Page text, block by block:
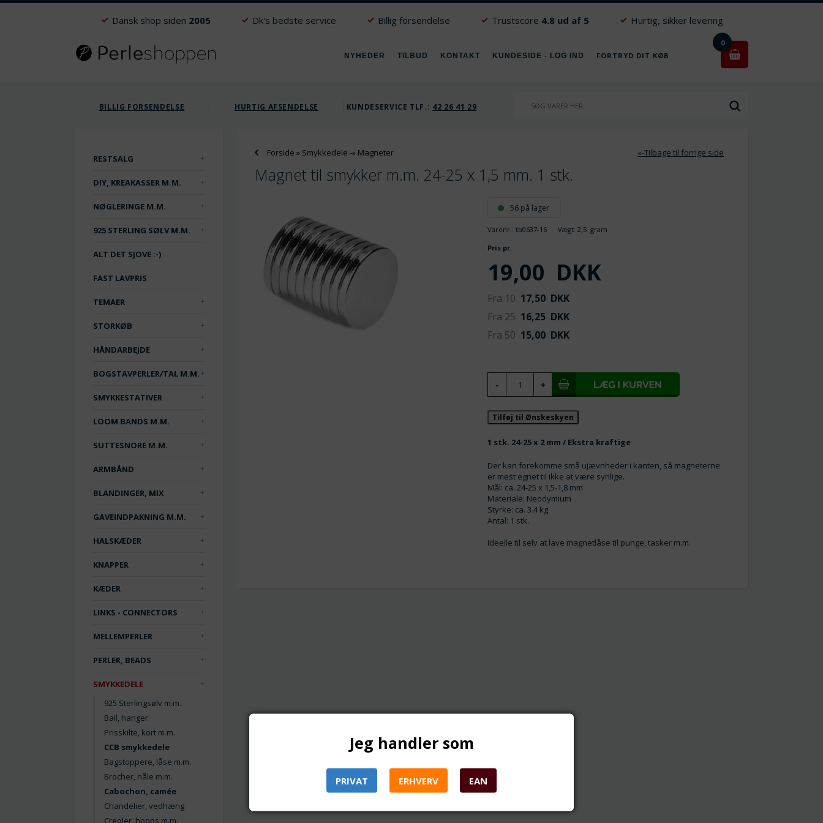
Dansk shop siden 2005 Dk's bedste service Billig forsendelse Trustscore 4.8 ud af 5 Hurtig, sikker levering
NYHEDER TILBUD KONTAKT KUNDESIDE - LOG IND FORTRYD DIT KØB
0
BILLIG FORSENDELSE HURTIG AFSENDELSE KUNDESERVICE TLF.: 42 26 41 29
RESTSALG
DIY, KREAKASSER M.M.
NØGLERINGE M.M.
925 STERLING SØLV M.M.
ALT DET SJOVE :-)
FAST LAVPRIS
TEMAER
STORKØB
HÅNDARBEJDE
BOGSTAVPERLER/TAL M.M.
SMYKKESTATIVER
LOOM BANDS M.M.
SUTTESNORE M.M.
ARMBÅND
BLANDINGER, MIX
GAVEINDPAKNING M.M.
HALSKÆDER
KNAPPER
KÆDER
LINKS - CONNECTORS
MELLEMPERLER
PERLER, BEADS
SMYKKEDELE
925 Sterlingsølv m.m.
Bail, hanger
Prisskilte, kort m.m.
CCB smykkedele
Bagstoppere, låse m.m.
Brocher, nåle m.m.
Cabochon, camée
Chandelier, vedhæng
Creoler, hoops m.m.
Forside » Smykkedele -» Magneter «-Tilbage til forrige side
Magnet til smykker m.m. 24-25 x 1,5 mm. 1 stk.
56 på lager
Varenr.:tb0637-16 Vægt:2,5 gram
Pris pr.
19,00 DKK
Fra 10 17,50 DKK
Fra 25 16,25 DKK
Fra 50 15,00 DKK
Tilføj til Ønskeskyen
1 stk. 24-25 x 2 mm / Ekstra kraftige
Der kan forekomme små ujævnheder i kanten, så magneterne
er mest egnet til ikke at være synlige.
Mål: ca. 24-25 x 1,5-1,8 mm
Materiale: Neodymium
Styrke: ca. 3.4 kg
Antal: 1 stk.
Ideelle til selv at lave magnetlåse til punge, tasker m.m.
Jeg handler som
PRIVAT ERHVERV EAN